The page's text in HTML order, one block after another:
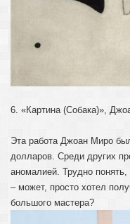
6. «Картина (Собака)»,
Эта работа Джоан Миро
долларов. Среди других
аномалией. Трудно понять,
– может, просто хотел
большого мастера?